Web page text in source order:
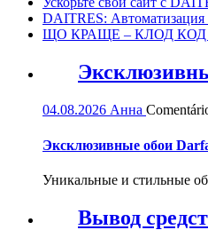
DAITRES:
ЩО КРАЩЕ – КЛОД
04.08.2026 Анна
Эксклюзивные обои
Уникальные и стильные
Вывод